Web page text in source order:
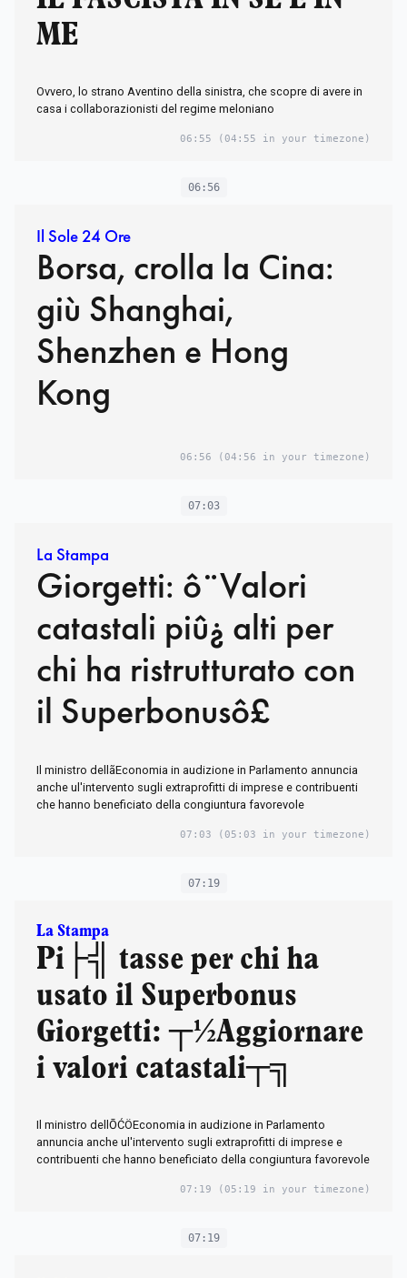
ME
Ovvero, lo strano Aventino della sinistra, che scopre di avere in
casa i collaborazionisti del regime meloniano
06:55 (04:55 in your timezone)
06:56
Il Sole 24 Ore
Borsa, crolla la Cina:
giù Shanghai,
Shenzhen e Hong
Kong
06:56 (04:56 in your timezone)
07:03
La Stampa
Giorgetti: ô¨Valori
catastali piû¿ alti per
chi ha ristrutturato con
il Superbonusô£
Il ministro dellãEconomia in audizione in Parlamento annuncia
anche ul'intervento sugli extraprofitti di imprese e contribuenti
che hanno beneficiato della congiuntura favorevole
07:03 (05:03 in your timezone)
07:19
La Stampa
Pi├╣ tasse per chi ha
usato il Superbonus
Giorgetti: ┬½Aggiornare
i valori catastali┬╗
Il ministro dellŌĆÖEconomia in audizione in Parlamento
annuncia anche ul'intervento sugli extraprofitti di imprese e
contribuenti che hanno beneficiato della congiuntura favorevole
07:19 (05:19 in your timezone)
07:19